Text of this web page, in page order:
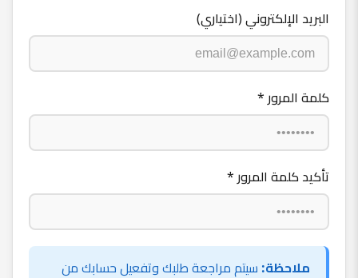
البريد الإلكتروني (اختياري)
كلمة المرور *
تأكيد كلمة المرور *
ملاحظة: سيتم مراجعة طلبك وتفعيل حسابك من